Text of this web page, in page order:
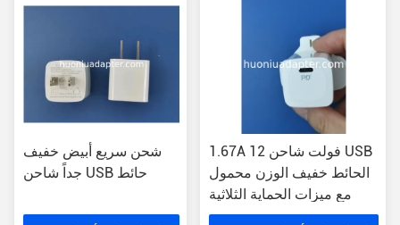
شحن سريع أبيض خفيف
جداً شاحن USB حائط
1.67A 12 فولت شاحن USB
الحائط خفيف الوزن محمول
مع ميزات الحماية الثلاثية